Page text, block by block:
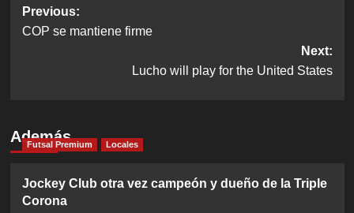
Post
navigation
Previous:
COP se mantiene firme
Next:
Lucho will play for the United States
Además
Futsal Premium Locales
Jockey Club otra vez campeón y dueño de la Triple
Corona